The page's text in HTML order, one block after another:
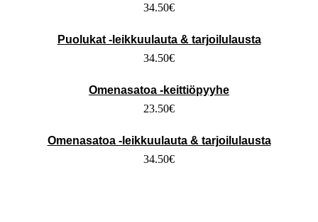
34.50€
Puolukat -leikkuulauta & tarjoilulausta
34.50€
Omenasatoa -keittiöpyyhe
23.50€
Omenasatoa -leikkuulauta & tarjoilulausta
34.50€